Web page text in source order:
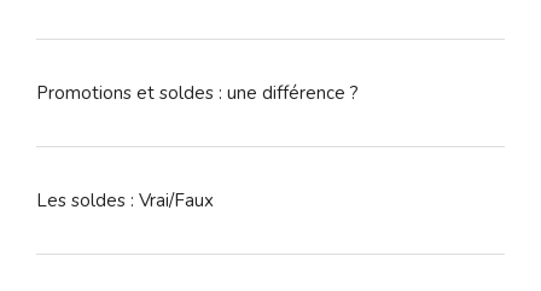
Promotions et soldes : une différence ?
Les soldes : Vrai/Faux